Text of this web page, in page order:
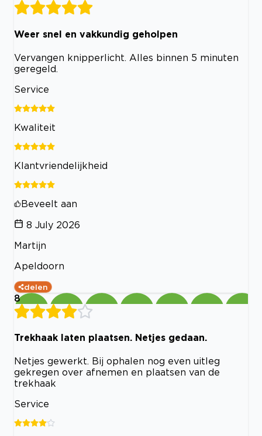
Weer snel en vakkundig geholpen
Vervangen knipperlicht. Alles binnen 5 minuten
geregeld.
Service
Kwaliteit
Klantvriendelijkheid
Beveelt aan
8 July 2026
Martijn
Apeldoorn
delen
8
Trekhaak laten plaatsen. Netjes gedaan.
Netjes gewerkt. Bij ophalen nog even uitleg
gekregen over afnemen en plaatsen van de
trekhaak
Service